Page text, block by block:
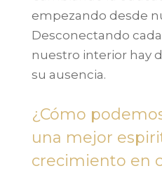
empezando desde
Desconectando
nuestro interior hay
su ausencia.
¿Cómo
una mejor
crecimiento en